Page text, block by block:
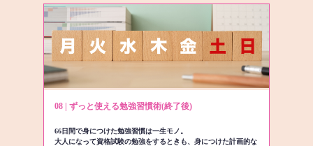
08 | ずっと使える勉強習慣術(終了後)
66日間で身につけた勉強習慣は一生モノ。
大人になって資格試験の勉強をするときも、身につけた計画的な